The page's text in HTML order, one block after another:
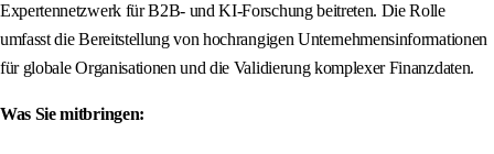
Expertennetzwerk für B2B- und KI-Forschung beitreten. Die Rolle
umfasst die Bereitstellung von hochrangigen Unternehmensinformationen
für globale Organisationen und die Validierung komplexer Finanzdaten.
Was Sie mitbringen: